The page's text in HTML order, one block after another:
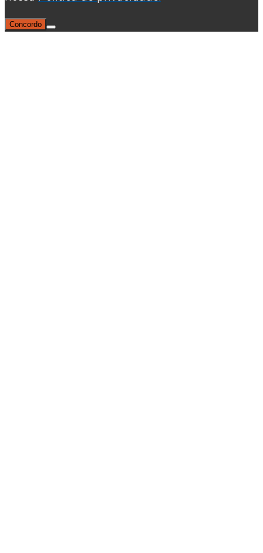
Concordo